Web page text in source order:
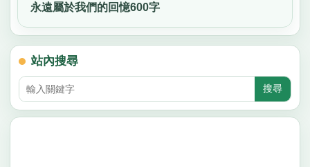
永遠屬於我們的回憶600字
站內搜尋